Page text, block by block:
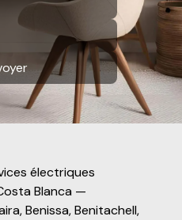
électriques
Blanca —
Benissa, Benitachell,